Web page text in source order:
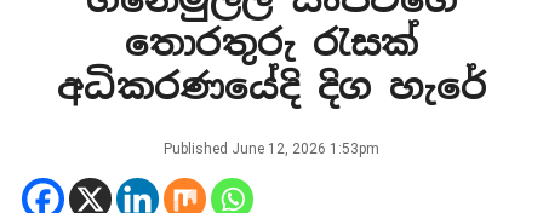
තොරතුරු රැසක්
අධිකරණයේදි දිග හැරේ
Published June 12, 2026 1:53pm